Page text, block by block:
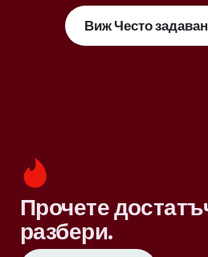
Виж Често
Прочете
разбери.